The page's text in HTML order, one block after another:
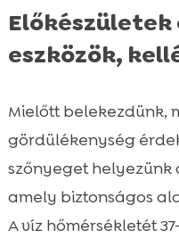
eszközök,
Mielőtt belekezdünk,
gördülékenység
szőnyeget
amely biztonságos
A víz hőmérsékletét